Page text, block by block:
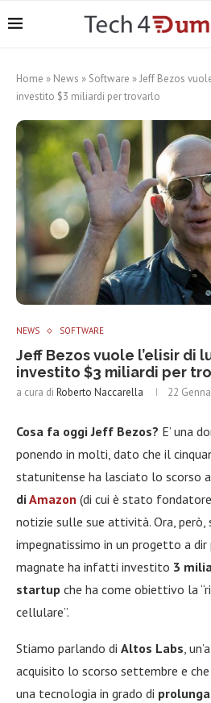
Home » News » Software »Jeff Bezos
investito $3 miliardi per trovarlo
NEWS SOFTWARE
Jeff Bezos vuole l’elisir di
investito $3 miliardi per
a cura di Roberto Naccarella 22
Cosa fa oggi Jeff Bezos? E’ una
ponendo in molti, dato che il
statunitense ha lasciato lo scorso
diAmazon (di cui è stato
notizie sulle sue attività. Ora, però,
impegnatissimo in un progetto a
magnate ha infatti investito 3
startup che ha come obiettivo la
cellulare”.
Stiamo parlando di Altos Labs,
acquisito lo scorso settembre e
una tecnologia in grado di